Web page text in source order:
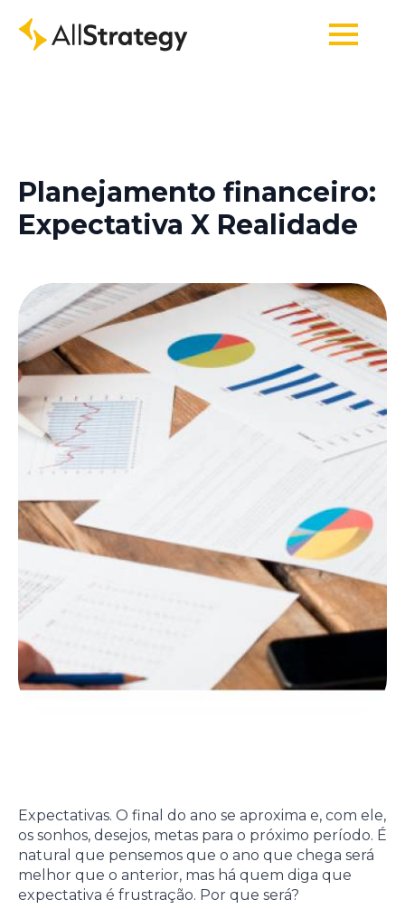
Planejamento financeiro:
Expectativa X Realidade
Expectativas. O final do ano se aproxima e, com ele,
os sonhos, desejos, metas para o próximo período. É
natural que pensemos que o ano que chega será
melhor que o anterior, mas há quem diga que
expectativa é frustração. Por que será?